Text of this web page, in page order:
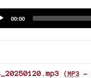
Current
00:00
(MP3 -